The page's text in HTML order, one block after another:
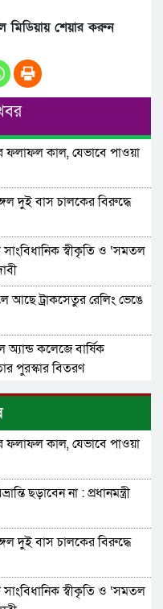
মিডিয়ায় শেয়ার করুন
কাল, যেভাবে পাওয়া
দুই বাস চালকের বিরুদ্ধে
স্বীকৃতি ও ‘সমতল
আছে ট্রাকসেতুর রেলিং ভেঙে
অ্যান্ড কলেজে বার্ষিক
পুরস্কার বিতরণ
অভ্যন্তরে বিএসএফের
বাসায় চুরি, ৪ দিনেও
পুলিশ
বোনের লেখাপড়ার দায়িত্ব
সভাপতি নাসিম হোসাইনের
সেই দুই বাসের
কাল, যেভাবে পাওয়া
ছড়াবেন না : প্রধানমন্ত্রী
দুই বাস চালকের বিরুদ্ধে
স্বীকৃতি ও ‘সমতল